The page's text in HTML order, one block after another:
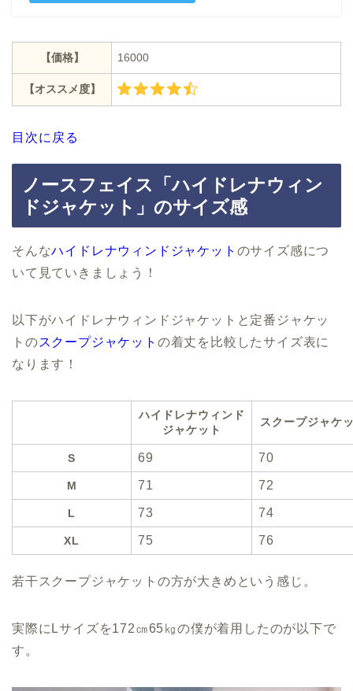
【価格】 16000
【オススメ度】
目次に戻る
ノースフェイス「ハイドレナウィン
ドジャケット」のサイズ感
そんなハイドレナウィンドジャケット のサイズ感につ
いて見ていきましょう！
以下がハイドレナウィンドジャケットと定番ジャケッ
トのスクープジャケット の着丈を比較したサイズ表に
なります！
ハイドレナウィンド
ジャケット
スクープジャケ
S 69 70
M 71 72
L 73 74
XL 75 76
若干スクープジャケットの方が大きめという感じ。
実際にLサイズを172㎝65㎏の僕が着用したのが以下で
す。